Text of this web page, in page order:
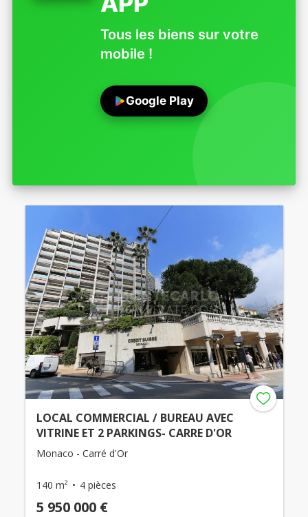
Tous les biens sur votre
mobile !
Google Play
LOCAL COMMERCIAL / BUREAU AVEC
VITRINE ET 2 PARKINGS- CARRE D'OR
Monaco - Carré d'Or
140 m² 4 pièces
5 950 000 €